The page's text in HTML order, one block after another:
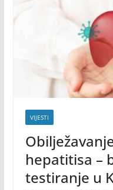
VIJESTI
hepatitisa –
testiranje u